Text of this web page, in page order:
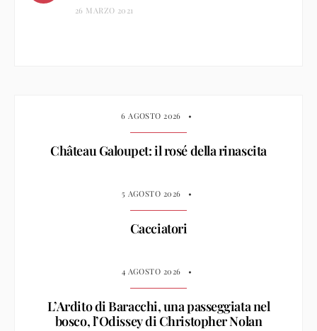
26 MARZO 2021
6 AGOSTO 2026 •
Château Galoupet: il rosé della rinascita
5 AGOSTO 2026 •
Cacciatori
4 AGOSTO 2026 •
L’Ardito di Baracchi, una passeggiata nel
bosco, l’Odissey di Christopher Nolan